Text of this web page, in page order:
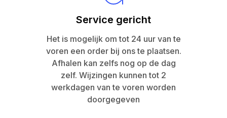
Service gericht
Het is mogelijk om tot 24 uur van te
voren een order bij ons te plaatsen.
Afhalen kan zelfs nog op de dag
zelf. Wijzingen kunnen tot 2
werkdagen van te voren worden
doorgegeven